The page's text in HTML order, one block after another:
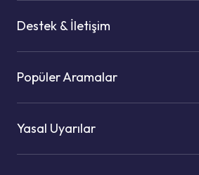
Destek & İletişim
Popüler Aramalar
Yasal Uyarılar